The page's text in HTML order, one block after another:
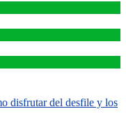
disfrutar del desfile y los